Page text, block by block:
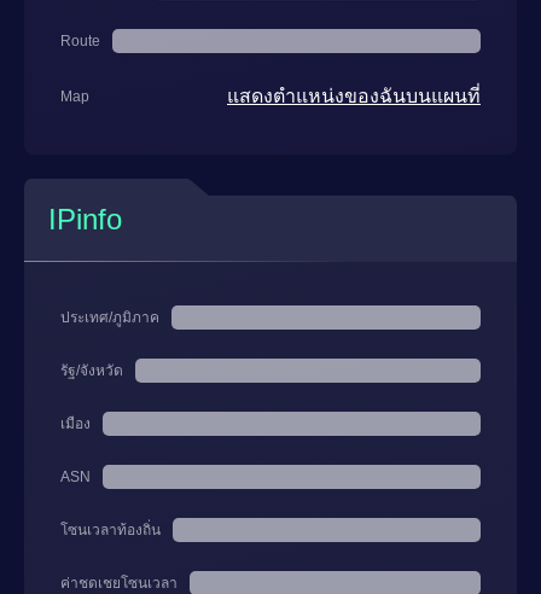
Route
Map แสดงตำแหน่งของฉันบนแผนที่
IPinfo
ประเทศ/ภูมิภาค
รัฐ/จังหวัด
เมือง
ASN
โซนเวลาท้องถิ่น
ค่าชดเชยโซนเวลา